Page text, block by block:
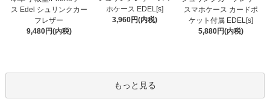
ス Edel シュリンクカー
フレザー
9,480円(内税)
ホケース EDEL[s]
3,960円(内税)
スマホケース カードポ
ケット付属 EDEL[s]
5,880円(内税)
もっと見る